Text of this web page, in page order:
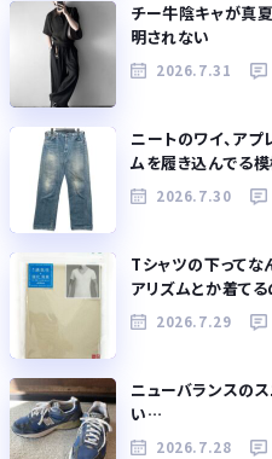
チー牛陰キャが真
明されない
2026.7.31
ニートのワイ、ア
ムを履き込んでる
2026.7.30
Tシャツの下ってな
アリズムとか着てる
2026.7.29
ニューバランスの
い…
2026.7.28